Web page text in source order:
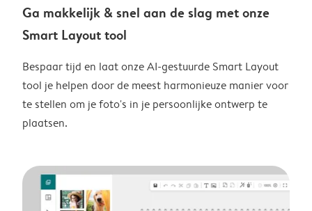
Ga makkelijk & snel aan de slag met onze
Smart Layout tool
Bespaar tijd en laat onze AI-gestuurde Smart Layout
tool je helpen door de meest harmonieuze manier voor
te stellen om je foto's in je persoonlijke ontwerp te
plaatsen.